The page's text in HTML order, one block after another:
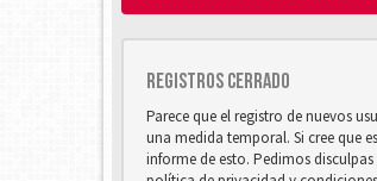
Registros cerrado
Parece que el registro de nuevos
una medida temporal. Si cree que
informe de esto. Pedimos